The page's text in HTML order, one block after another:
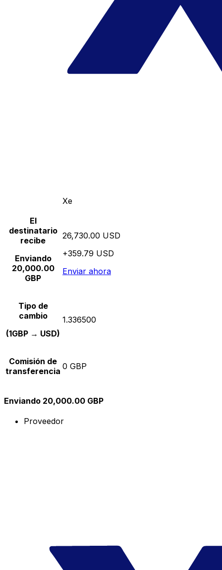
Xe
El
destinatario
recibe
Enviando
20,000.00
GBP
26,730.00 USD
+359.79 USD
Enviar ahora
Tipo de
cambio
(1GBP → USD)
1.336500
Comisión de
transferencia 0 GBP
Enviando 20,000.00 GBP
Proveedor